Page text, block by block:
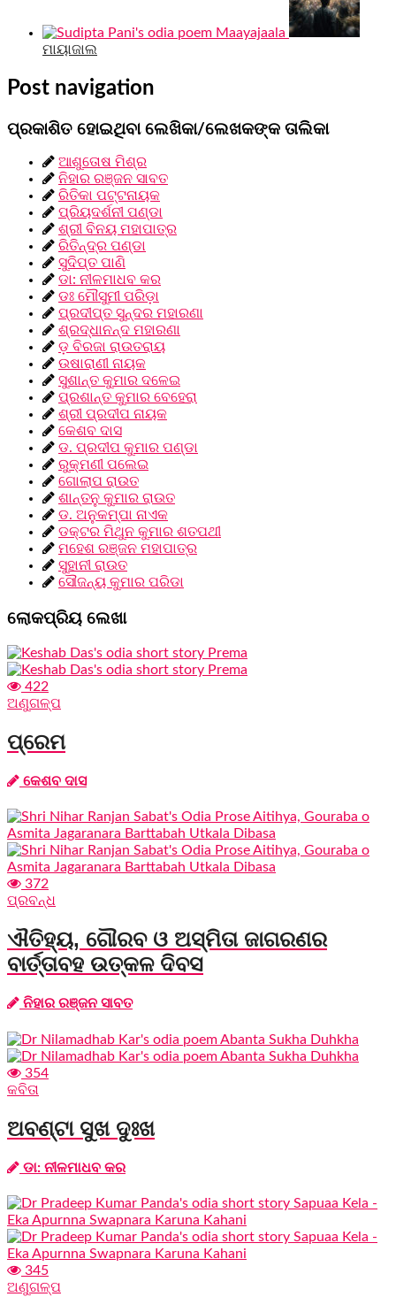
ମାୟାଜାଲ
Post navigation
ପ୍ରକାଶିତ ହୋଇଥିବା ଲେଖିକା/ଲେଖକଙ୍କ ତାଲିକା
ଆଶୁତୋଷ ମିଶ୍ର
ନିହାର ରଞ୍ଜନ ସାବତ
ରିତିକା ପଟ୍ଟନାୟକ
ପ୍ରିୟଦର୍ଶନୀ ପଣ୍ଡା
ଶ୍ରୀ ବିନୟ ମହାପାତ୍ର
ରିତିନ୍ଦ୍ର ପଣ୍ଡା
ସୁଦିପ୍ତ ପାଣି
ଡା: ନୀଳମାଧବ କର
ଡଃ ମୌସୁମୀ ପରିଡ଼ା
ପ୍ରଦୀପ୍ତ ସୁନ୍ଦର ମହାରଣା
ଶ୍ରଦ୍ଧାନନ୍ଦ ମହାରଣା
ଡ଼ ବିରଜା ରାଉତରାୟ
ଉଷାରାଣୀ ନାୟକ
ସୁଶାନ୍ତ କୁମାର ଦଳେଇ
ପ୍ରଶାନ୍ତ କୁମାର ବେହେରା
ଶ୍ରୀ ପ୍ରଦୀପ ନାୟକ
କେଶବ ଦାସ
ଡ. ପ୍ରଦୀପ କୁମାର ପଣ୍ଡା
ରୁକ୍ମଣୀ ପଲେଇ
ଗୋଲାପ ରାଉତ
ଶାନ୍ତନୁ କୁମାର ରାଉତ
ଡ. ଅନୁକମ୍ପା ନାଏକ
ଡକ୍ଟର ମିଥୁନ କୁମାର ଶତପଥୀ
ମହେଶ ରଞ୍ଜନ ମହାପାତ୍ର
ସୁହାନୀ ରାଉତ
ସୌଜନ୍ୟ କୁମାର ପରିଡା
ଲୋକପ୍ରିୟ ଲେଖା
422
ଅଣୁଗଳ୍ପ
ପ୍ରେମ
କେଶବ ଦାସ
372
ପ୍ରବନ୍ଧ
ଐତିହ୍ୟ, ଗୌରବ ଓ ଅସ୍ମିତା ଜାଗରଣର
ବାର୍ତ୍ତାବହ ଉତ୍କଳ ଦିବସ
ନିହାର ରଞ୍ଜନ ସାବତ
354
କବିତା
ଅବଣ୍ଟା ସୁଖ ଦୁଃଖ
ଡା: ନୀଳମାଧବ କର
345
ଅଣୁଗଳ୍ପ